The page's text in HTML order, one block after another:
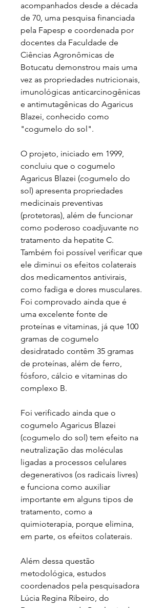
acompanhados desde a década
de 70, uma pesquisa financiada
pela Fapesp e coordenada por
docentes da Faculdade de
Ciências Agronômicas de
Botucatu demonstrou mais uma
vez as propriedades nutricionais,
imunológicas anticarcinogênicas
e antimutagênicas do Agaricus
Blazei, conhecido como
"cogumelo do sol".
O projeto, iniciado em 1999,
concluiu que o cogumelo
Agaricus Blazei (cogumelo do
sol) apresenta propriedades
medicinais preventivas
(protetoras), além de funcionar
como poderoso coadjuvante no
tratamento da hepatite C.
Também foi possível verificar que
ele diminui os efeitos colaterais
dos medicamentos antivirais,
como fadiga e dores musculares.
Foi comprovado ainda que é
uma excelente fonte de
proteínas e vitaminas, já que 100
gramas de cogumelo
desidratado contêm 35 gramas
de proteínas, além de ferro,
fósforo, cálcio e vitaminas do
complexo B.
Foi verificado ainda que o
cogumelo Agaricus Blazei
(cogumelo do sol) tem efeito na
neutralização das moléculas
ligadas a processos celulares
degenerativos (os radicais livres)
e funciona como auxiliar
importante em alguns tipos de
tratamento, como a
quimioterapia, porque elimina,
em parte, os efeitos colaterais.
Além dessa questão
metodológica, estudos
coordenados pela pesquisadora
Lúcia Regina Ribeiro, do